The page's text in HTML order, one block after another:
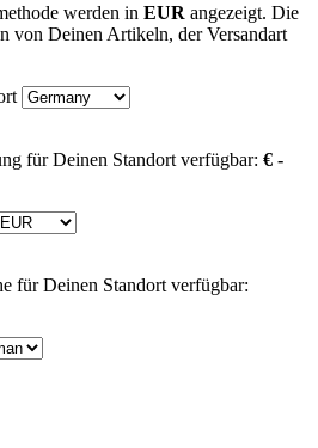
werden in EUR angezeigt. Die
von Deinen Artikeln, der Versandart
für Deinen Standort verfügbar: € -
für Deinen Standort verfügbar: